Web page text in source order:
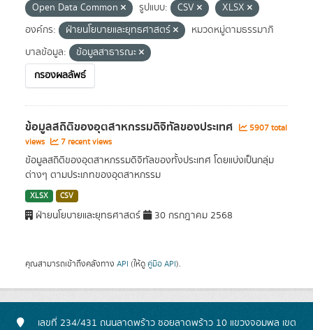
Open Data Common
รูปแบบ: CSV
XLSX
องค์กร:
ฝ่ายนโยบายและยุทธศาสตร์
หมวดหมู่ตามธรรมาภิ
บาลข้อมูล:
ข้อมูลสาธารณะ
กรองผลลัพธ์
ข้อมูลสถิติของอุตสาหกรรมดิจิทัลของประเทศ
5907 total
views
7 recent views
ข้อมูลสถิติของอุตสาหกรรมดิจิทัลของทั้งประเทศ โดยแบ่งเป็นกลุ่ม
ต่างๆ ตามประเภทของอุตสาหกรรม
XLSX CSV
ฝ่ายนโยบายและยุทธศาสตร์ 30 กรกฎาคม 2568
คุณสามารถเข้าถึงคลังทาง API (ให้ดู คู่มือ API).
เลขที่ 234/431 ถนนลาดพร้าว ซอยลาดพร้าว 10 แขวงจอมพล เขต